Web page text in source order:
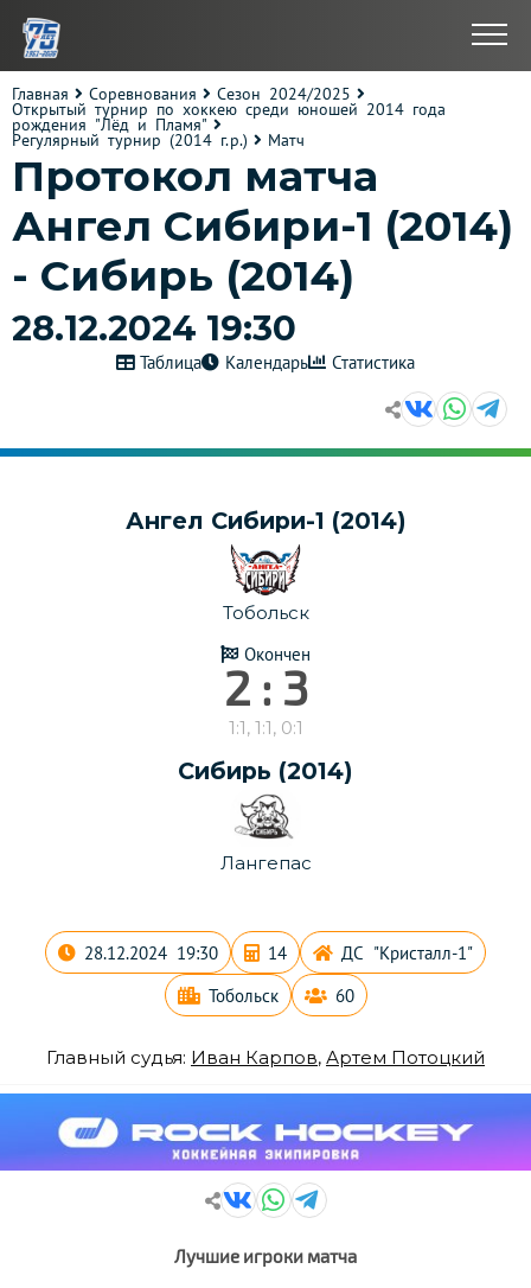
Главная Соревнования
Сезон 2024/2025
Открытый турнир по хоккею среди юношей 2014 года
рождения "Лёд и Пламя"
Регулярный турнир (2014 г.р.)
Матч
Протокол матча
Ангел Сибири-1 (2014)
- Сибирь (2014)
28.12.2024 19:30
Таблица Календарь Статистика
28.12.2024 19:30 14 ДС "Кристалл-1"
Тобольск 60
Главный судья: Иван Карпов, Артем Потоцкий
Ангел Сибири-1 (2014)
Тобольск
Окончен
2 : 3
1:1, 1:1, 0:1
Сибирь (2014)
Лангепас
Лучшие игроки матча